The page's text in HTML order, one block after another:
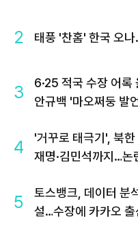
2 태풍 '찬홈' 한국 오
3
6·25 적국 수장 어
안규백 '마오쩌둥 발
4
'거꾸로 태극기', 북한
재명·김민석까지…논
5
토스뱅크, 데이터 분
설…수장에 카카오 출